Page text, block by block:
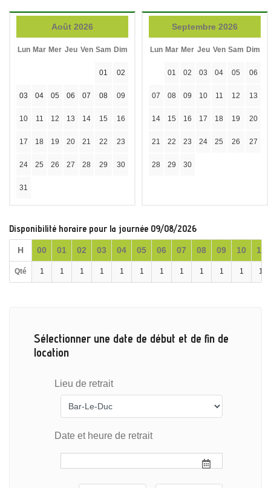
Août 2026
Lun Mar Mer Jeu Ven Sam Dim
01 02
03 04 05 06 07 08 09
10 11 12 13 14 15 16
17 18 19 20 21 22 23
24 25 26 27 28 29 30
31
Septembre 2026
Lun Mar Mer Jeu Ven Sam Dim
01 02 03 04 05 06
07 08 09 10 11 12 13
14 15 16 17 18 19 20
21 22 23 24 25 26 27
28 29 30
Disponibilité horaire pour la journée 09/08/2026
H 00 01 02 03 04 05 06 07 08 09 10 11
Qté 1 1 1 1 1 1 1 1 1 1 1 1
Sélectionner une date de début et de fin de
location
Lieu de retrait
Date et heure de retrait